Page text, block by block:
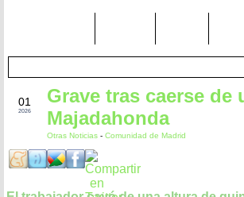
01
2026
Grave tras caerse de
Majadahonda
Otras Noticias - Comunidad de Madrid